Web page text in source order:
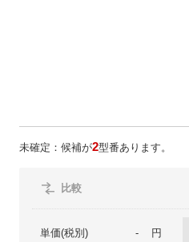
未確定：候補が2型番あります。
比較
単価(税別) - 円